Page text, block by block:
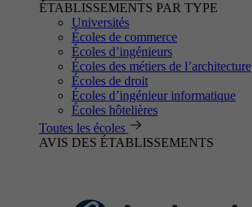
ÉTABLISSEMENTS PAR TYPE
Universités
Écoles de commerce
Écoles d’ingénieurs
Écoles des métiers de l’architecture
Écoles de droit
Écoles d’ingénieur informatique
Écoles hôtelières
Toutes les écoles
AVIS DES ÉTABLISSEMENTS